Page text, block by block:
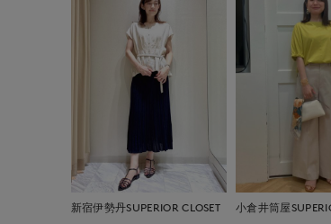
新宿伊勢丹SUPERIOR CLOSET 小倉井筒屋